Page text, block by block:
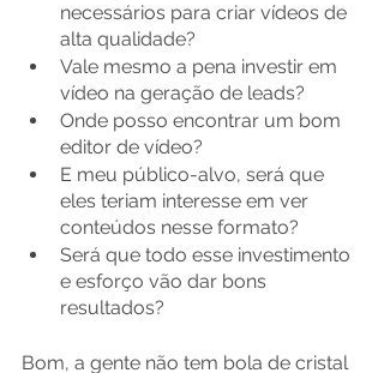
necessários para criar vídeos de
alta qualidade?
Vale mesmo a pena investir em
vídeo na geração de leads?
Onde posso encontrar um bom
editor de vídeo?
E meu público-alvo, será que
eles teriam interesse em ver
conteúdos nesse formato?
Será que todo esse investimento
e esforço vão dar bons
resultados?
Bom, a gente não tem bola de cristal